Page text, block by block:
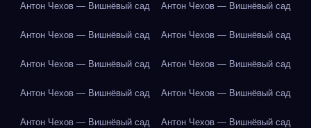
Антон Чехов — Вишнёвый сад Антон Чехов — Вишнёвый сад
Антон Чехов — Вишнёвый сад Антон Чехов — Вишнёвый сад
Антон Чехов — Вишнёвый сад Антон Чехов — Вишнёвый сад
Антон Чехов — Вишнёвый сад Антон Чехов — Вишнёвый сад
Антон Чехов — Вишнёвый сад Антон Чехов — Вишнёвый сад